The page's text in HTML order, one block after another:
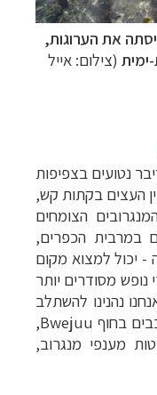
את הערוגות,
ימית (צילום: אייל
נטועים בצפיפות
העצים בקתות קש,
הצומחים
במרבית הכפרים,
- יכול למצוא מקום
נופש מסודרים יותר
נהנינו להשתלב
בקיים, ואהבנו את הלילה זרוע הכוכבים בחוף Bwejuu,
מענפי מנגרוב,